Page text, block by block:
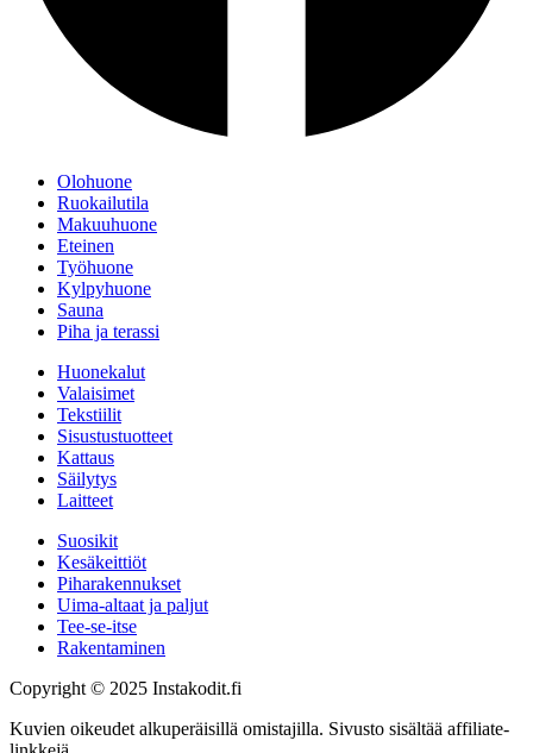
Olohuone
Ruokailutila
Makuuhuone
Eteinen
Työhuone
Kylpyhuone
Sauna
Piha ja terassi
Huonekalut
Valaisimet
Tekstiilit
Sisustustuotteet
Kattaus
Säilytys
Laitteet
Suosikit
Kesäkeittiöt
Piharakennukset
Uima-altaat ja paljut
Tee-se-itse
Rakentaminen
Copyright © 2025 Instakodit.fi
Kuvien oikeudet alkuperäisillä omistajilla. Sivusto sisältää affiliate-